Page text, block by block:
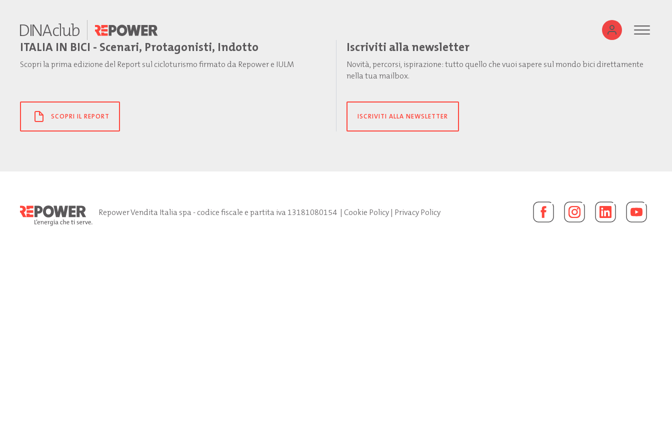
ITALIA IN BICI - Scenari, Protagonisti, Indotto
Scopri la prima edizione del Report sul cicloturismo firmato da Repower e IULM
SCOPRI IL REPORT
Iscriviti alla newsletter
Novità, percorsi, ispirazione: tutto quello che vuoi sapere sul mondo bici direttamente
nella tua mailbox.
ISCRIVITI ALLA NEWSLETTER
Repower Vendita Italia spa - codice fiscale e partita iva 13181080154| Cookie Policy| Privacy Policy